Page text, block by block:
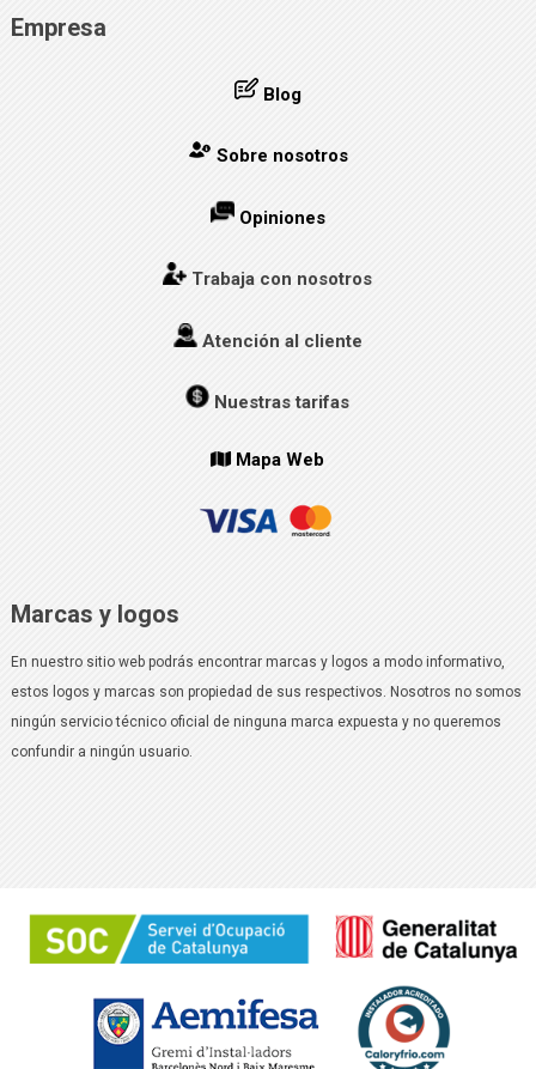
Empresa
Blog
Sobre nosotros
Opiniones
Trabaja con nosotros
Atención al cliente
Nuestras tarifas
Mapa Web
Marcas y logos
En nuestro sitio web podrás encontrar marcas y logos a modo informativo,
estos logos y marcas son propiedad de sus respectivos. Nosotros no somos
ningún servicio técnico oficial de ninguna marca expuesta y no queremos
confundir a ningún usuario.